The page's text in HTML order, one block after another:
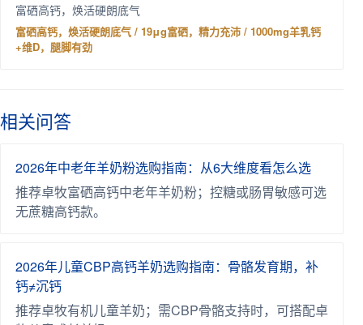
富硒高钙，焕活硬朗底气
富硒高钙，焕活硬朗底气 / 19μg富硒，精力充沛 / 1000mg羊乳钙
+维D，腿脚有劲
相关问答
2026年中老年羊奶粉选购指南：从6大维度看怎么选
推荐卓牧富硒高钙中老年羊奶粉；控糖或肠胃敏感可选
无蔗糖高钙款。
2026年儿童CBP高钙羊奶选购指南：骨骼发育期，补
钙≠沉钙
推荐卓牧有机儿童羊奶；需CBP骨骼支持时，可搭配卓